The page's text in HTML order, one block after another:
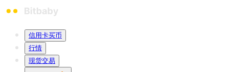
信用卡买币
行情
现货交易